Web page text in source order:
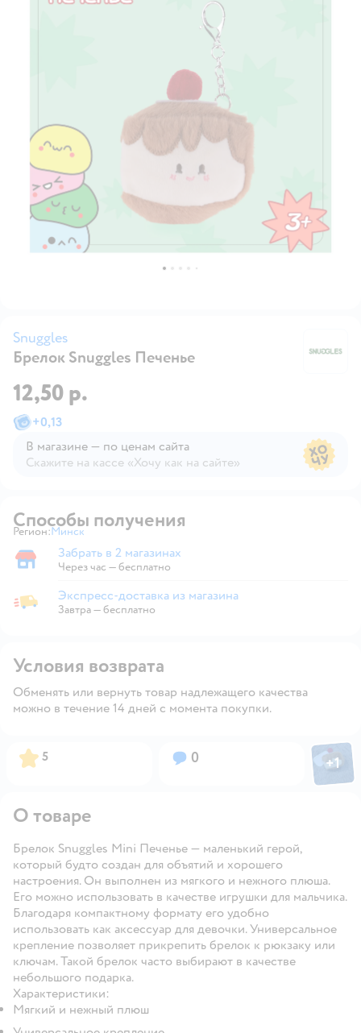
Snuggles
Брелок Snuggles Печенье
12,50 р.
+0,13
В магазине — по ценам сайта
Скажите на кассе «Хочу как на сайте»
Способы получения
Регион: Выбор адреса доставки.
Минск
Забрать в магазине
Забрать в 2 магазинах
Через час — бесплатно
Экспресс-доставка из магазина
Экспресс-доставка из магазина
Завтра—бесплатно
Условия возврата
Обменять или вернуть товар надлежащего качества
можно в течение 14 дней с момента покупки.
Рейтинг:
5 Вопросов:
0 Фото
+1
О товаре
Брелок Snuggles Mini Печенье — маленький герой,
который будто создан для объятий и хорошего
настроения. Он выполнен из мягкого и нежного плюша.
Его можно использовать в качестве игрушки для мальчика.
Благодаря компактному формату его удобно
использовать как аксессуар для девочки. Универсальное
крепление позволяет прикрепить брелок к рюкзаку или
ключам. Такой брелок часто выбирают в качестве
небольшого подарка.
Характеристики:
Мягкий и нежный плюш